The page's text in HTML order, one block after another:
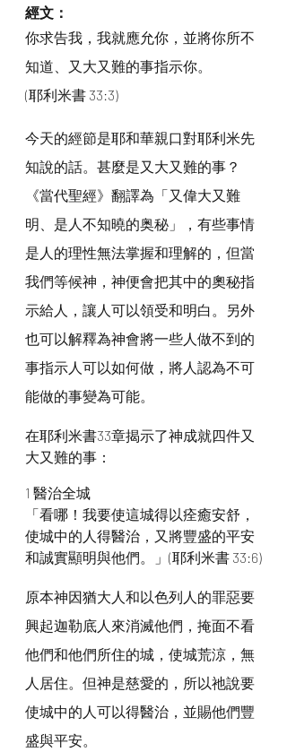
經文：
你求告我，我就應允你，並將你所不
知道、又大又難的事指示你。
(耶利米書 33:3)
今天的經節是耶和華親口對耶利米先
知說的話。甚麼是又大又難的事？
《當代聖經》翻譯為「又偉大又難
明、是人不知曉的奥秘」，有些事情
是人的理性無法掌握和理解的，但當
我們等候神，神便會把其中的奧秘指
示給人，讓人可以領受和明白。另外
也可以解釋為神會將一些人做不到的
事指示人可以如何做，將人認為不可
能做的事變為可能。
在耶利米書33章揭示了神成就四件又
大又難的事：
1 醫治全城
「看哪！我要使這城得以痊癒安舒，
使城中的人得醫治，又將豐盛的平安
和誠實顯明與他們。」(耶利米書 33:6)
原本神因猶大人和以色列人的罪惡要
興起迦勒底人來消滅他們，掩面不看
他們和他們所住的城，使城荒涼，無
人居住。但神是慈愛的，所以祂說要
使城中的人可以得醫治，並賜他們豐
盛與平安。